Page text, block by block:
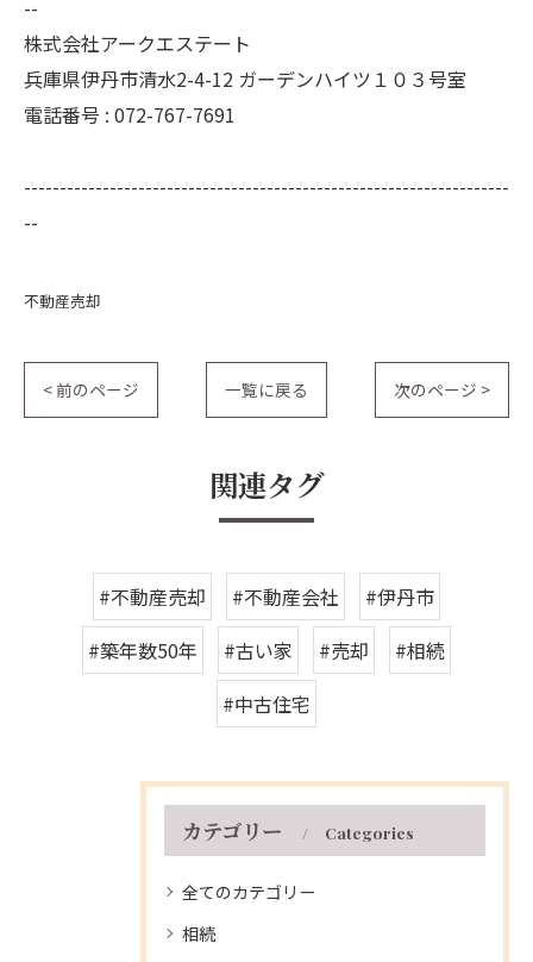
--
株式会社アークエステート
兵庫県伊丹市清水2-4-12 ガーデンハイツ１０３号室
電話番号 : 072-767-7691
--------------------------------------------------------------------
--
不動産売却
< 前のページ 一覧に戻る 次のページ >
関連タグ
#不動産売却 #不動産会社
#伊丹市
#築年数50年
#古い家 #売却
#相続
#中古住宅
カテゴリー Categories
全てのカテゴリー
相続